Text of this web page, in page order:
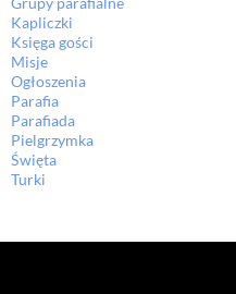
Kapliczki
Księga gości
Misje
Ogłoszenia
Parafia
Parafiada
Pielgrzymka
Święta
Turki